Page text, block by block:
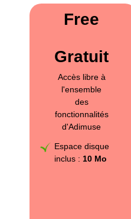
Free
Gratuit
Accès libre à
l'ensemble
des
fonctionnalités
d'Adimuse
Espace disque
inclus : 10 Mo